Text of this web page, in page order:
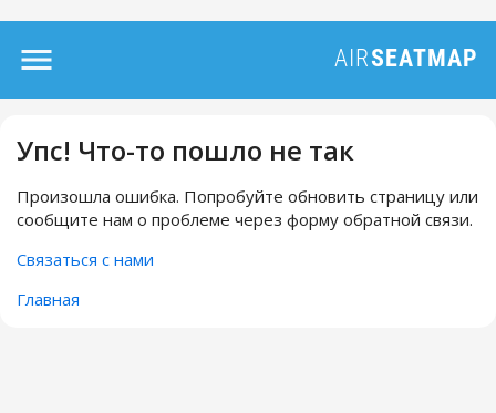
Упс! Что-то пошло не так
Произошла ошибка. Попробуйте обновить страницу или
сообщите нам о проблеме через форму обратной связи.
Связаться с нами
Главная